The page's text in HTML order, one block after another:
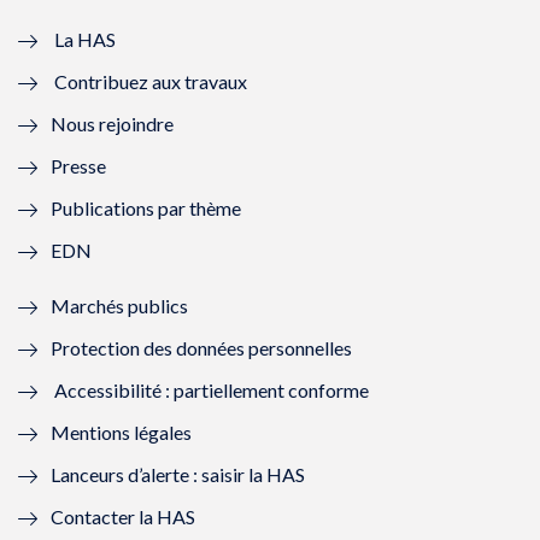
l
l
f
n
ê
t
r
e
e
e
n
ê
r
ê
t
e
ê
La HAS
Contribuez aux travaux
Nous rejoindre
Presse
Publications par thème
EDN
Marchés publics
Protection des données personnelles
Accessibilité : partiellement conforme
Mentions légales
Lanceurs d’alerte : saisir la HAS
Contacter la HAS